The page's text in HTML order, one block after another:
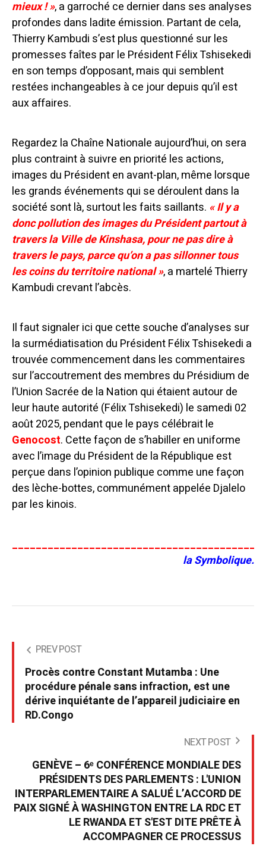
mieux ! », a garroché ce dernier dans ses analyses
profondes dans ladite émission. Partant de cela,
Thierry Kambudi s’est plus questionné sur les
promesses faîtes par le Président Félix Tshisekedi
en son temps d’opposant, mais qui semblent
restées inchangeables à ce jour depuis qu’il est
aux affaires.
Regardez la Chaîne Nationale aujourd’hui, on sera
plus contraint à suivre en priorité les actions,
images du Président en avant-plan, même lorsque
les grands événements qui se déroulent dans la
société sont là, surtout les faits saillants. « Il y a
donc pollution des images du Président partout à
travers la Ville de Kinshasa, pour ne pas dire à
travers le pays, parce qu’on a pas sillonner tous
les coins du territoire national », a martelé Thierry
Kambudi crevant l’abcès.
Il faut signaler ici que cette souche d’analyses sur
la surmédiatisation du Président Félix Tshisekedi a
trouvée commencement dans les commentaires
sur l’accoutrement des membres du Présidium de
l’Union Sacrée de la Nation qui étaient autour de
leur haute autorité (Félix Tshisekedi) le samedi 02
août 2025, pendant que le pays célébrait le
Genocost. Cette façon de s’habiller en uniforme
avec l’image du Président de la République est
perçue dans l’opinion publique comme une façon
des lèche-bottes, communément appelée Djalelo
par les kinois.
__________________________________________
la Symbolique.
PREV POST
Procès contre Constant Mutamba : Une
procédure pénale sans infraction, est une
dérive inquiétante de l’appareil judiciaire en
RD.Congo
NEXT POST
GENÈVE – 6ᵉ CONFÉRENCE MONDIALE DES
PRÉSIDENTS DES PARLEMENTS : L'UNION
INTERPARLEMENTAIRE A SALUÉ L’ACCORD DE
PAIX SIGNÉ À WASHINGTON ENTRE LA RDC ET
LE RWANDA ET S'EST DITE PRÊTE À
ACCOMPAGNER CE PROCESSUS